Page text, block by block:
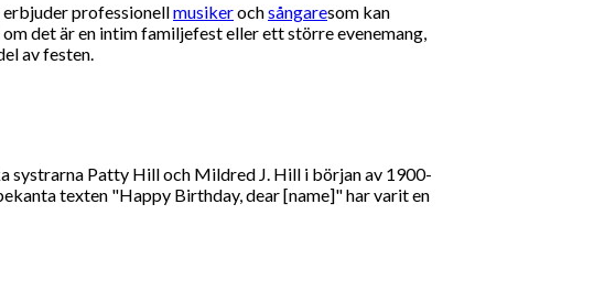
erbjuder professionellmusikerochsångaresom kan
det är en intim familjefest eller ett större evenemang,
av festen.
systrarna Patty Hill och Mildred J. Hill i början av 1900-
texten "Happy Birthday, dear [name]" har varit en